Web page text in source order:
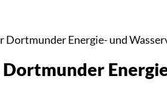
Dortmunder Energie- und